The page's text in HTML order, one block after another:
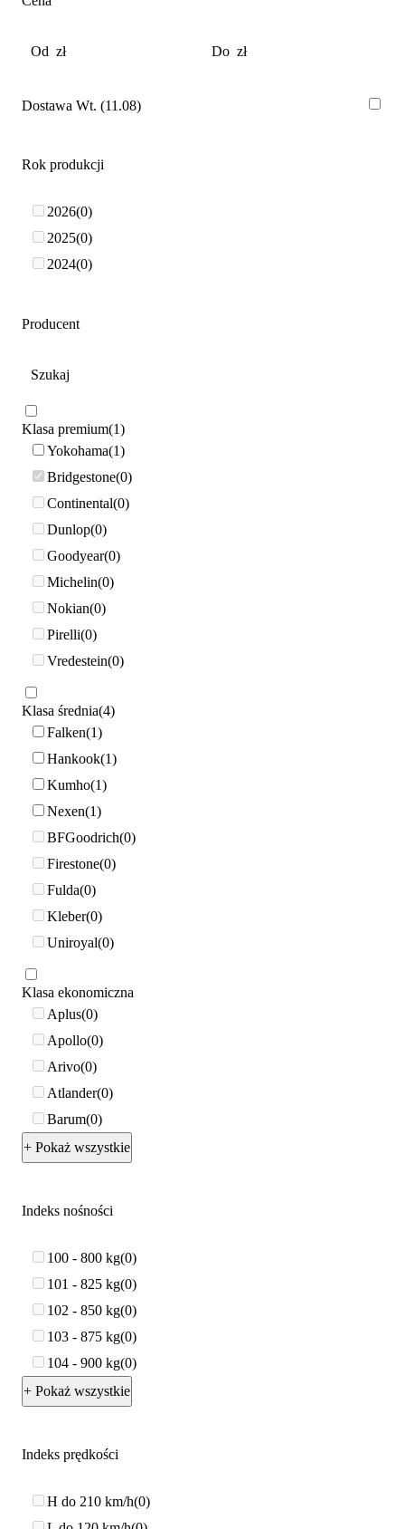
Dostawa Wt. (11.08)
Rok produkcji
2026 0
2025 0
2024 0
Producent
Klasa premium 1
Yokohama 1
Bridgestone 0
Continental 0
Dunlop 0
Goodyear 0
Michelin 0
Nokian 0
Pirelli 0
Vredestein 0
Klasa średnia 4
Falken 1
Hankook 1
Kumho 1
Nexen 1
BFGoodrich 0
Firestone 0
Fulda 0
Kleber 0
Uniroyal 0
Klasa ekonomiczna
Aplus 0
Apollo 0
Arivo 0
Atlander 0
Barum 0
+ Pokaż wszystkie
Indeks nośności
100 - 800 kg 0
101 - 825 kg 0
102 - 850 kg 0
103 - 875 kg 0
104 - 900 kg 0
+ Pokaż wszystkie
Indeks prędkości
H do 210 km/h 0